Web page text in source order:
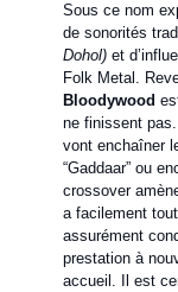
Sous ce nom
de sonorités
Dohol) et
Folk Metal.
Bloodywood
ne finissent
vont enchaîner
“Gaddaar” ou
crossover
a facilement
assurément
prestation à
accueil. Il est